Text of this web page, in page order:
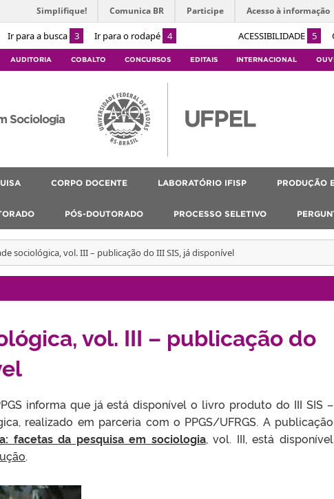
Ir para a busca 3 Ir para o rodapé 4 ACESSIBILIDADE 5
Simplifique! Comunica BR Participe Acesso à informação
AUDITORIA COBALTO CONCURSOS EDITAIS INTERNACIONAL
Sociologia
CORPO DOCENTE LABORATÓRIO IFISP PRODUÇÃO
PÓS-DOUTORADO PROCESSO SELETIVO
sociológica, vol. III – publicação do III SIS, já disponível
vol. III – publicação do
informa que já está disponível o livro produto do III SIS –
realizado em parceria com o PPGS/UFRGS. A publicação
facetas da pesquisa em sociologia, vol. III, está disponível
.